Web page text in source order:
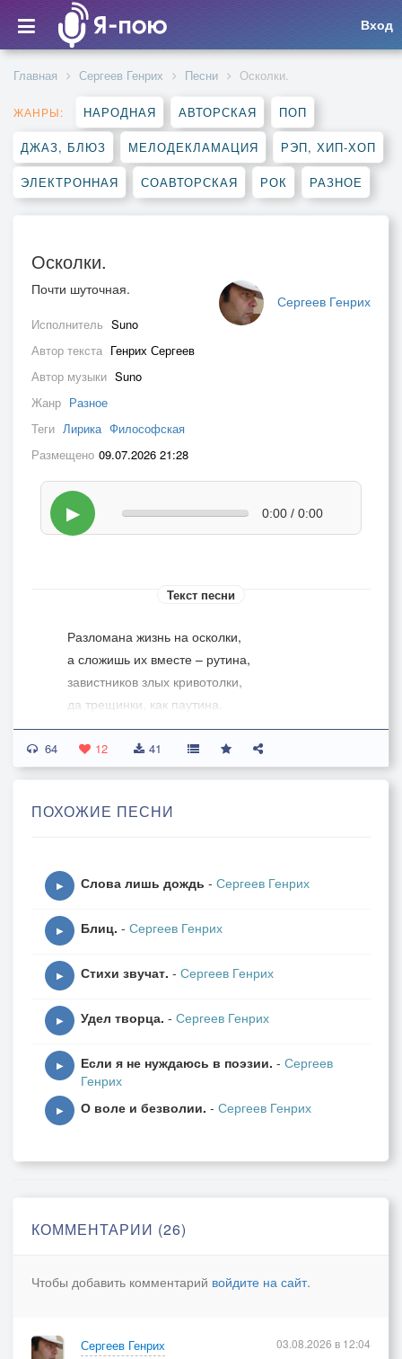
Вход
Главная Сергеев Генрих Песни Осколки.
ЖАНРЫ: НАРОДНАЯ АВТОРСКАЯ ПОП
ДЖАЗ, БЛЮЗ МЕЛОДЕКЛАМАЦИЯ РЭП, ХИП-ХОП
ЭЛЕКТРОННАЯ СОАВТОРСКАЯ РОК РАЗНОЕ
Осколки.
Сергеев Генрих
Почти шуточная.
Исполнитель Suno
Автор текста Генрих Сергеев
Автор музыки Suno
Жанр Разное
Теги Лирика Философская
Размещено 09.07.2026 21:28
▶ 0:00 / 0:00
Текст песни
Разломана жизнь на осколки,
а сложишь их вместе – рутина,
завистников злых кривотолки,
да трещинки, как паутина.
Разложишь её на этапы
и станет тщеславие мукой.
непереносимой наукой.
в каком-то родном беспорядке.
умоюсь солёным и сладким.
Случайно знакомые рифмы
Наука, бери логарифмы,
64 12 41
ПОХОЖИЕ ПЕСНИ
▶ Слова лишь дождь - Сергеев Генрих
▶ Блиц. - Сергеев Генрих
▶ Стихи звучат. - Сергеев Генрих
▶ Удел творца. - Сергеев Генрих
▶ Если я не нуждаюсь в поэзии. - Сергеев
Генрих
▶ О воле и безволии. - Сергеев Генрих
КОММЕНТАРИИ (26)
Чтобы добавить комментарий войдите на сайт.
Сергеев Генрих
03.08.2026 в 12:04